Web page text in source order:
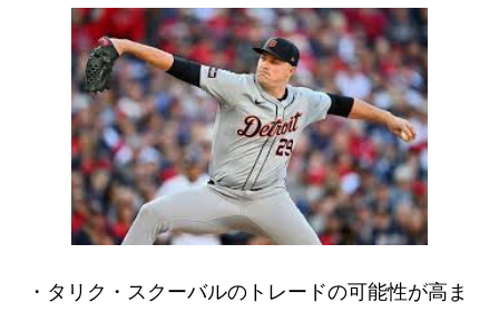
・タリク・スクーバルのトレードの可能性が高ま